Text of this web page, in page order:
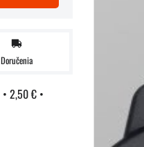
Doručenia
• 2,50 € •